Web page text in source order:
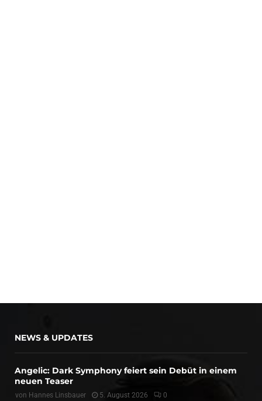
NEWS & UPDATES
Angelic: Dark Symphony feiert sein Debüt in einem
neuen Teaser
von Hannes Linsbauer 5. August 2026 0